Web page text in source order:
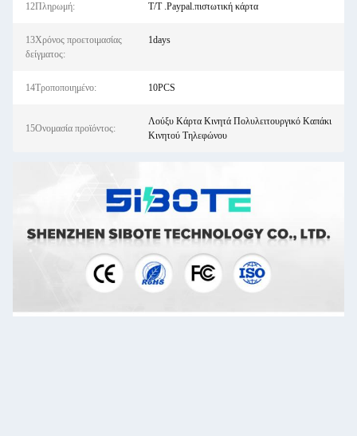
12Πληρωμή: T/T .Paypal.πιστωτική κάρτα
13Χρόνος προετοιμασίας
δείγματος:
1days
14Τροποποιημένο: 10PCS
15Ονομασία προϊόντος:
Λούξυ Κάρτα Κινητά Πολυλειτουργικό Καπάκι
Κινητού Τηλεφώνου